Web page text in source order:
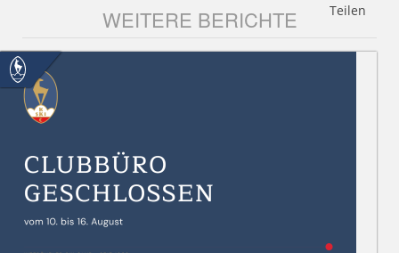
Teilen
WEITERE BERICHTE